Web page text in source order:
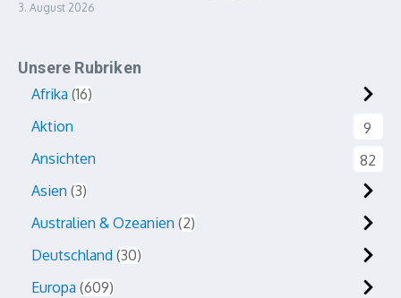
3. August 2026
Unsere Rubriken
Afrika 16
Aktion
9
Ansichten
82
Asien 3
Australien & Ozeanien 2
Deutschland 30
Europa 609